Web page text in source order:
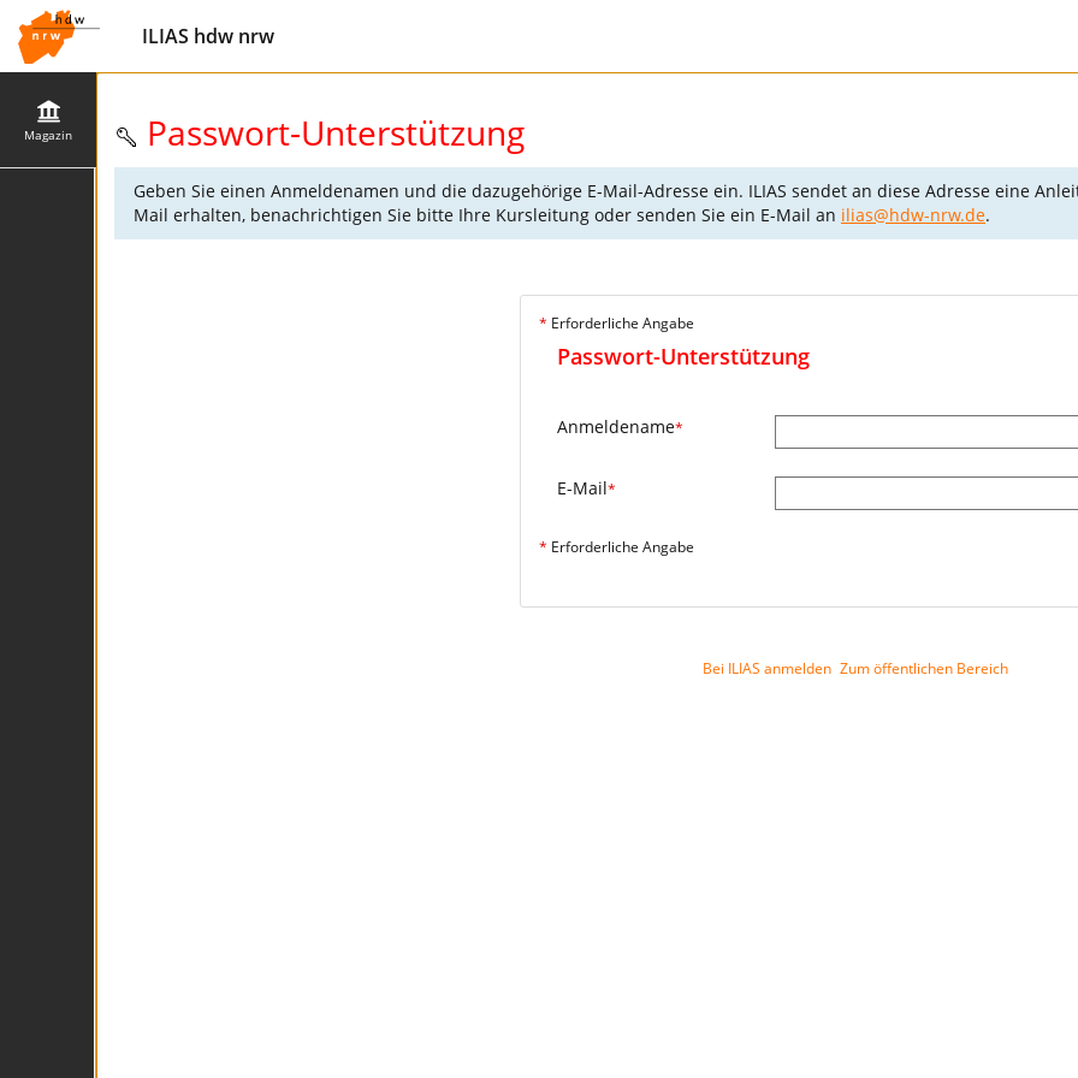
ILIAS hdw nrw
Magazin Passwort-Unterstützung
Geben Sie einen Anmeldenamen und die dazugehörige E-Mail-Adresse ein. ILIAS sendet an diese Adresse eine
Mail erhalten, benachrichtigen Sie bitte Ihre Kursleitung oder senden Sie ein E-Mail an ilias@hdw-nrw.de.
* Erforderliche Angabe
Passwort-Unterstützung
Anmeldename*
E-Mail*
* Erforderliche Angabe
Bei ILIAS anmelden Zum öffentlichen Bereich